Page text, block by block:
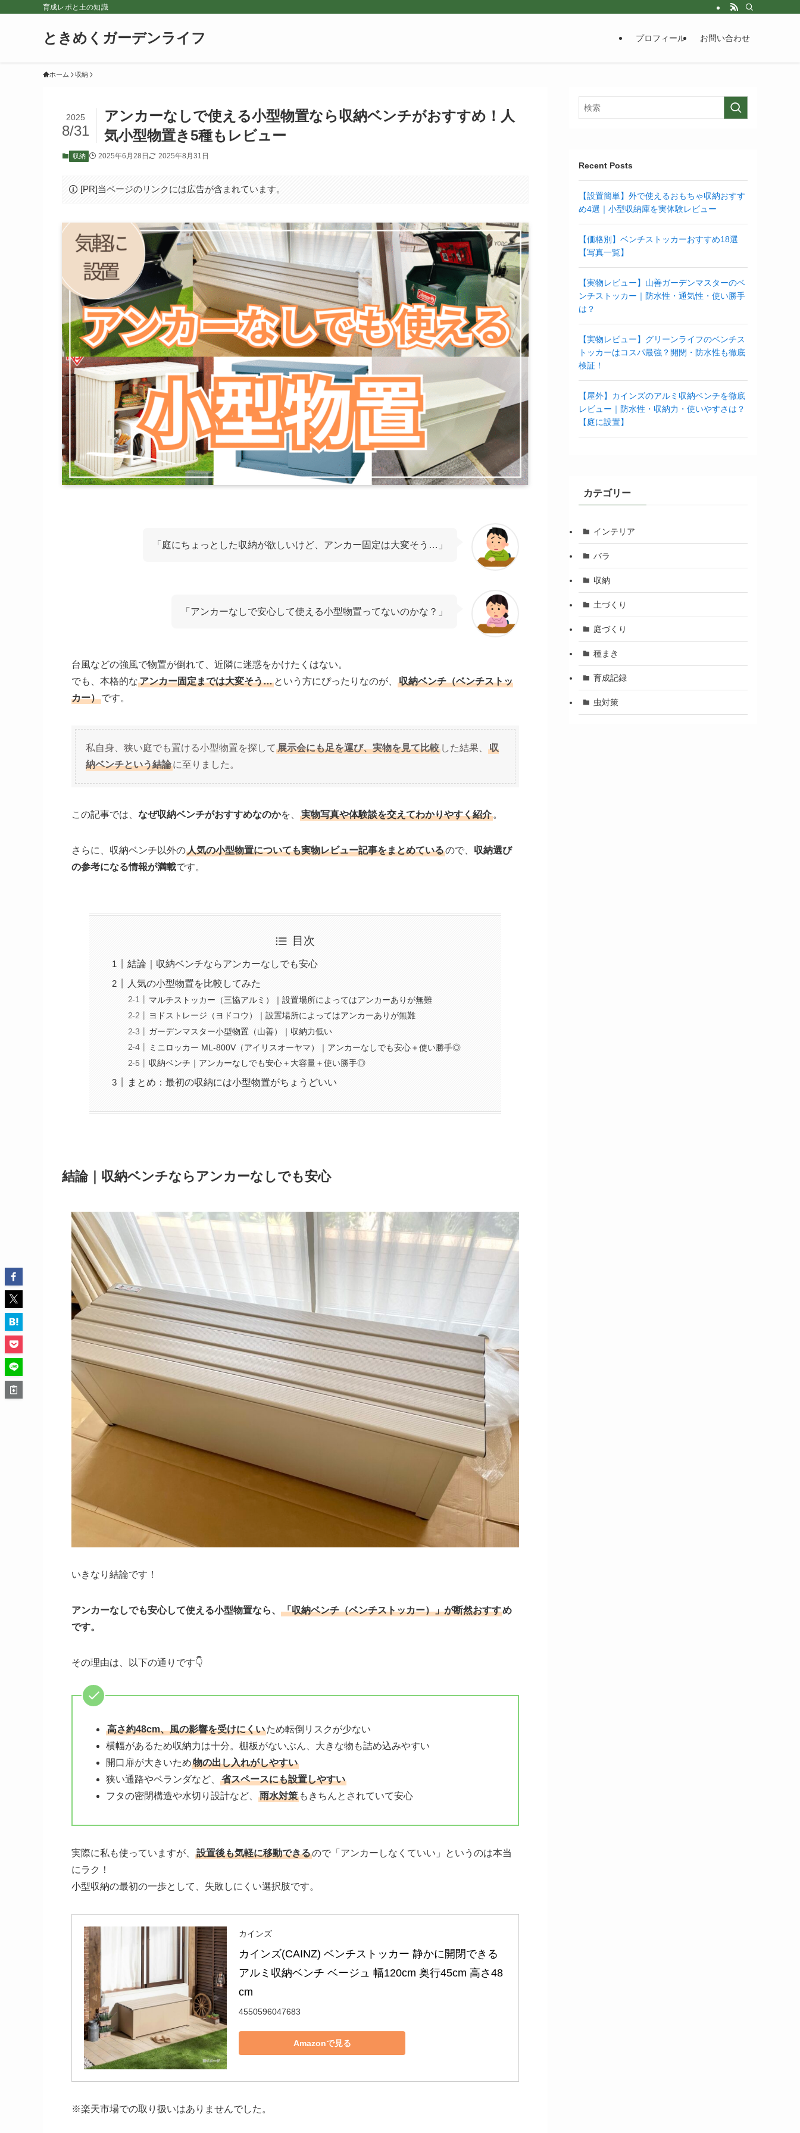
育成レポと土の知識
ときめくガーデンライフ プロフィール お問い合わせ
ホーム 収納
アンカーなしで使える小型物置なら収納ベンチがおすすめ！人
気小型物置き5種もレビュー
2025
8/31
収納 2025年6月28日 2025年8月31日
[PR]当ページのリンクには広告が含まれています。
「庭にちょっとした収納が欲しいけど、アンカー固定は大変そう…」
「アンカーなしで安心して使える小型物置ってないのかな？」
台風などの強風で物置が倒れて、近隣に迷惑をかけたくはない。
でも、本格的なアンカー固定までは大変そう… という方にぴったりなのが、
収納ベンチ（ベンチストッ
カー）です。
私自身、狭い庭でも置ける小型物置を探して 展示会にも足を運び、実物を見て比較 した結果、
収
納ベンチという結論に至りました。
この記事では、 なぜ収納ベンチがおすすめなのかを、 実物写真や体験談を交えてわかりやすく紹介 。
さらに、収納ベンチ以外の人気の小型物置についても実物レビュー記事をまとめているので、 収納選び
の参考になる情報が満載です。
目次
結論｜収納ベンチならアンカーなしでも安心
人気の小型物置を比較してみた
マルチストッカー（三協アルミ）｜設置場所によってはアンカーありが無難
ヨドストレージ（ヨドコウ）｜設置場所によってはアンカーありが無難
ガーデンマスター小型物置（山善）｜収納力低い
ミニロッカー ML-800V（アイリスオーヤマ）｜アンカーなしでも安心＋使い勝手◎
収納ベンチ｜アンカーなしでも安心＋大容量＋使い勝手◎
まとめ：最初の収納には小型物置がちょうどいい
結論｜収納ベンチならアンカーなしでも安心
いきなり結論です！
アンカーなしでも安心して使える小型物置なら、 「収納ベンチ（ベンチストッカー）」が断然おすすめ
です。
その理由は、以下の通りです👇
高さ約48cm、風の影響を受けにくいため転倒リスクが少ない
横幅があるため収納力は十分。棚板がないぶん、大きな物も詰め込みやすい
開口扉が大きいため物の出し入れがしやすい
狭い通路やベランダなど、
省スペースにも設置しやすい
フタの密閉構造や水切り設計など、
雨水対策 もきちんとされていて安心
実際に私も使っていますが、 設置後も気軽に移動できるので「アンカーしなくていい」というのは本当
にラク！
小型収納の最初の一歩として、失敗しにくい選択肢です。
カインズ
カインズ(CAINZ) ベンチストッカー 静かに開閉できる
アルミ収納ベンチ ベージュ 幅120cm 奥行45cm 高さ48
cm
4550596047683
Amazonで見る
※楽天市場での取り扱いはありませんでした。
Recent Posts
【設置簡単】外で使えるおもちゃ収納おすす
め4選｜小型収納庫を実体験レビュー
【価格別】ベンチストッカーおすすめ18選
【写真一覧】
【実物レビュー】山善ガーデンマスターのベ
ンチストッカー｜防水性・通気性・使い勝手
は？
【実物レビュー】グリーンライフのベンチス
トッカーはコスパ最強？開閉・防水性も徹底
検証！
【屋外】カインズのアルミ収納ベンチを徹底
レビュー｜防水性・収納力・使いやすさは？
【庭に設置】
カテゴリー
インテリア
バラ
収納
土づくり
庭づくり
種まき
育成記録
虫対策